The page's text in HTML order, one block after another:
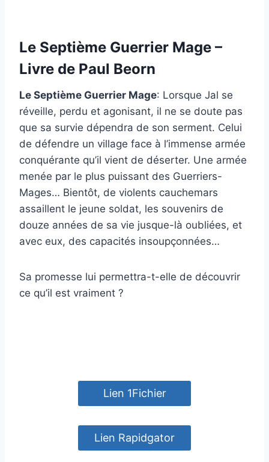
Le Septième Guerrier Mage –
Livre de Paul Beorn
Le Septième Guerrier Mage: Lorsque Jal se
réveille, perdu et agonisant, il ne se doute pas
que sa survie dépendra de son serment. Celui
de défendre un village face à l’immense armée
conquérante qu’il vient de déserter. Une armée
menée par le plus puissant des Guerriers-
Mages… Bientôt, de violents cauchemars
assaillent le jeune soldat, les souvenirs de
douze années de sa vie jusque-là oubliées, et
avec eux, des capacités insoupçonnées…
Sa promesse lui permettra-t-elle de découvrir
ce qu’il est vraiment ?
Lien 1Fichier
Lien Rapidgator